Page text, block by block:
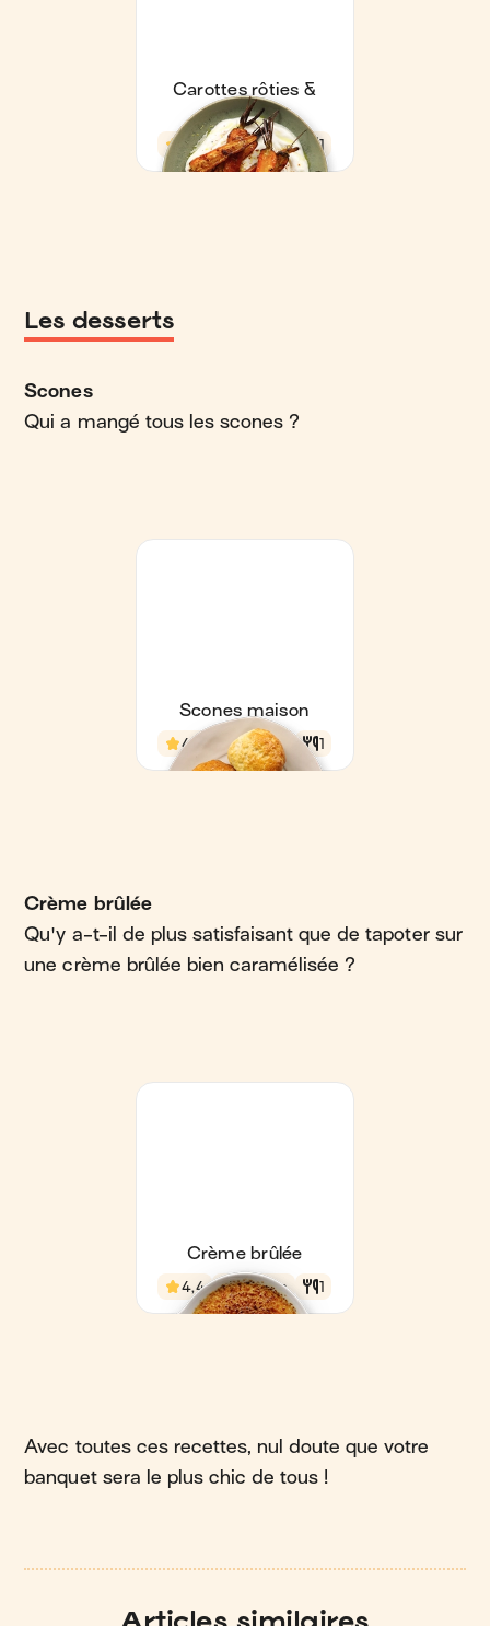
Les desserts
Scones
Qui a mangé tous les scones ?
Crème brûlée
Qu'y a-t-il de plus satisfaisant que de tapoter sur
une crème brûlée bien caramélisée ?
Avec toutes ces recettes, nul doute que votre
banquet sera le plus chic de tous !